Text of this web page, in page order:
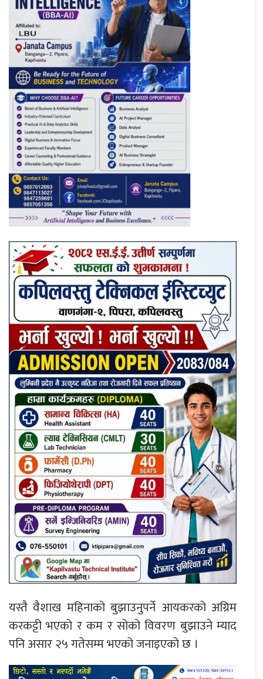
यस्तै वैशाख महिनाको बुझाउनुपर्ने आयकरको अग्रिम
करकट्टी भएको र कम र सोको विवरण बुझाउने म्याद
पनि असार २५ गतेसम्म भएको जनाइएको छ ।